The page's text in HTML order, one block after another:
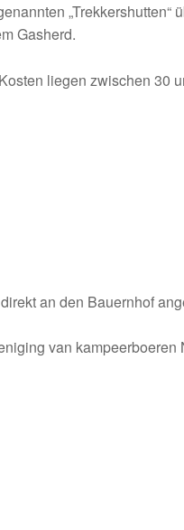
„Trekkershutten“
Gasherd.
liegen zwischen 30
an den Bauernhof
van kampeerboeren